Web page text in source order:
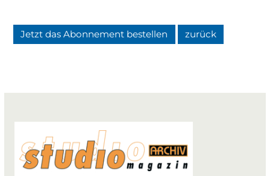
Jetzt das Abonnement bestellen zurück